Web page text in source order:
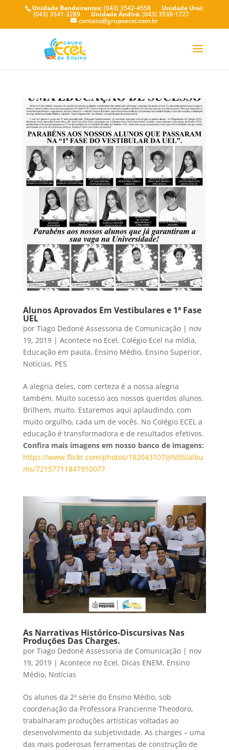
Unidade Bandeirantes:(043) 3542-4558 Unidade Uraí:
(043) 3541-3289 Unidade Andirá:(043) 3538-1727
contato@grupoecel.com.br
Alunos Aprovados Em Vestibulares e 1ª Fase
UEL
por Tiago Dedoné Assessoria de Comunicação| nov
19, 2019| Acontece no Ecel, Colégio Ecel na mídia,
Educação em pauta, Ensino Médio, Ensino Superior,
Notícias, PES
A alegria deles, com certeza é a nossa alegria
também. Muito sucesso aos nossos queridos alunos.
Brilhem, muito. Estaremos aqui aplaudindo, com
muito orgulho, cada um de vocês. No Colégio ECEL a
educação é transformadora e de resultados efetivos.
Confira mais imagens em nosso banco de imagens:
https://www.flickr.com/photos/182043107@N05/albu
ms/72157711847910077
As Narrativas Histórico-Discursivas Nas
Produções Das Charges.
por Tiago Dedoné Assessoria de Comunicação| nov
19, 2019| Acontece no Ecel, Dicas ENEM, Ensino
Médio, Notícias
Os alunos da 2ª série do Ensino Médio, sob
coordenação da Professora Francienne Theodoro,
trabalharam produções artísticas voltadas ao
desenvolvimento da subjetividade. As charges – uma
das mais poderosas ferramentas de construção de